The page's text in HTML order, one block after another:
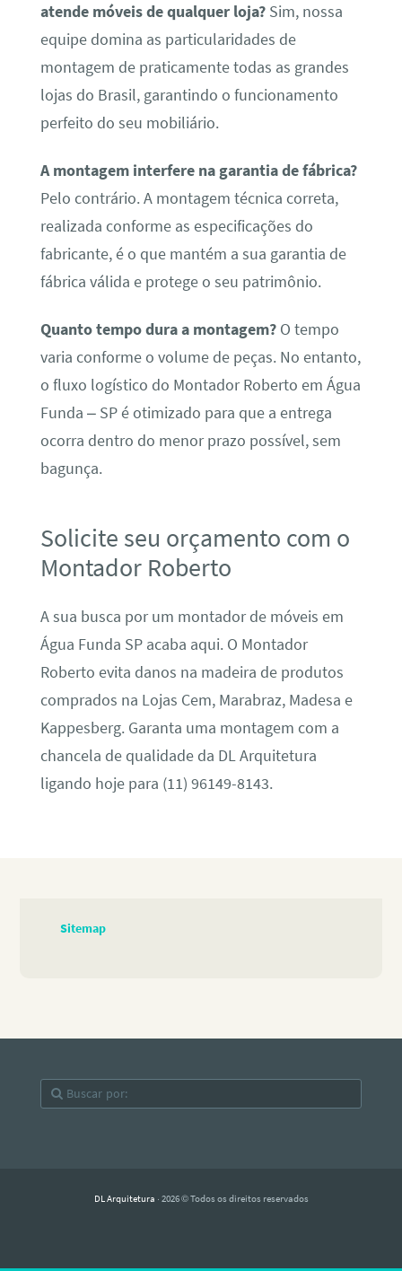
atende móveis de qualquer loja?Sim, nossa
equipe domina as particularidades de
montagem de praticamente todas as grandes
lojas do Brasil, garantindo o funcionamento
perfeito do seu mobiliário.
A montagem interfere na garantia de fábrica?
Pelo contrário. A montagem técnica correta,
realizada conforme as especificações do
fabricante, é o que mantém a sua garantia de
fábrica válida e protege o seu patrimônio.
Quanto tempo dura a montagem?O tempo
varia conforme o volume de peças. No entanto,
o fluxo logístico do Montador Roberto em Água
Funda – SP é otimizado para que a entrega
ocorra dentro do menor prazo possível, sem
bagunça.
Solicite seu orçamento com o
Montador Roberto
A sua busca por um montador de móveis em
Água Funda SP acaba aqui. O Montador
Roberto evita danos na madeira de produtos
comprados na Lojas Cem, Marabraz, Madesa e
Kappesberg. Garanta uma montagem com a
chancela de qualidade da DL Arquitetura
ligando hoje para (11) 96149-8143.
Sitemap
DL Arquitetura · 2026 © Todos os direitos reservados